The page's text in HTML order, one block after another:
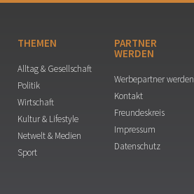
THEMEN
Alltag & Gesellschaft
Politik
Wirtschaft
Kultur & Lifestyle
Netwelt & Medien
Sport
PARTNER
WERDEN
Werbepartner werden
Kontakt
Freundeskreis
Impressum
Datenschutz